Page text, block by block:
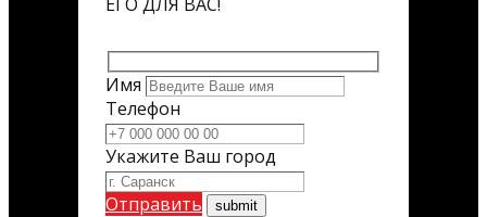
Имя
Телефон
Укажите Ваш город
Отправить